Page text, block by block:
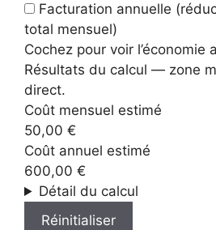
Facturation annuelle
total mensuel)
Cochez pour voir l’économie
Résultats du calcul — zone
direct.
Coût mensuel estimé
50,00 €
Coût annuel estimé
600,00 €
Détail du calcul
Réinitialiser